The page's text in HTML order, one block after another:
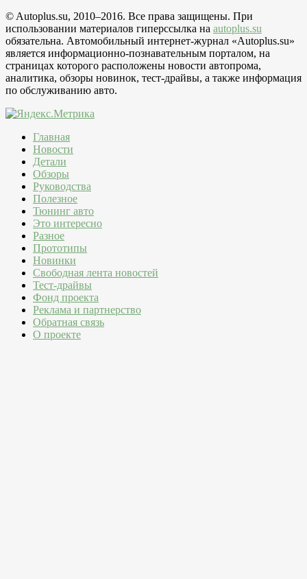
© Autoplus.su, 2010–2016. Все права защищены. При
использовании материалов гиперссылка на autoplus.su
обязательна. Автомобильный интернет-журнал «Autoplus.su»
является информационно-познавательным порталом, на
страницах которого расположены новости автопрома,
аналитика, обзоры новинок, тест-драйвы, а также информация
по обслуживанию авто.
Главная
Новости
Детали
Обзоры
Руководства
Полезное
Тюнинг авто
Это интересно
Разное
Прототипы
Новинки
Свободная лента новостей
Тест-драйвы
Фонд проекта
Реклама и партнерство
Обратная связь
О проекте